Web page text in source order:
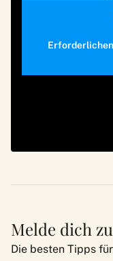
Melde dich
Die besten Tipps